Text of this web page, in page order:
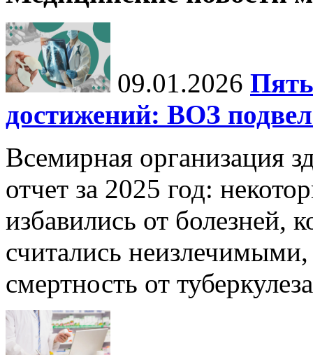
09.01.2026
достижений: ВОЗ
Всемирная организация
отчет за 2025 год:
избавились от болезней,
считались неизлечимыми,
смертность от